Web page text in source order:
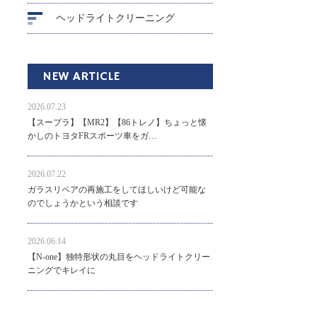
ヘッドライトクリーニング
NEW ARTICLE
2026.07.23
【スープラ】【MR2】【86トレノ】ちょっと懐
かしのトヨタFRスポーツ車をガ…
2026.07.22
ガラスリペアの再施工をしてほしいけど可能な
のでしょうかという相談です
2026.06.14
【N-one】独特形状の丸目をヘッドライトクリー
ニングでキレイに